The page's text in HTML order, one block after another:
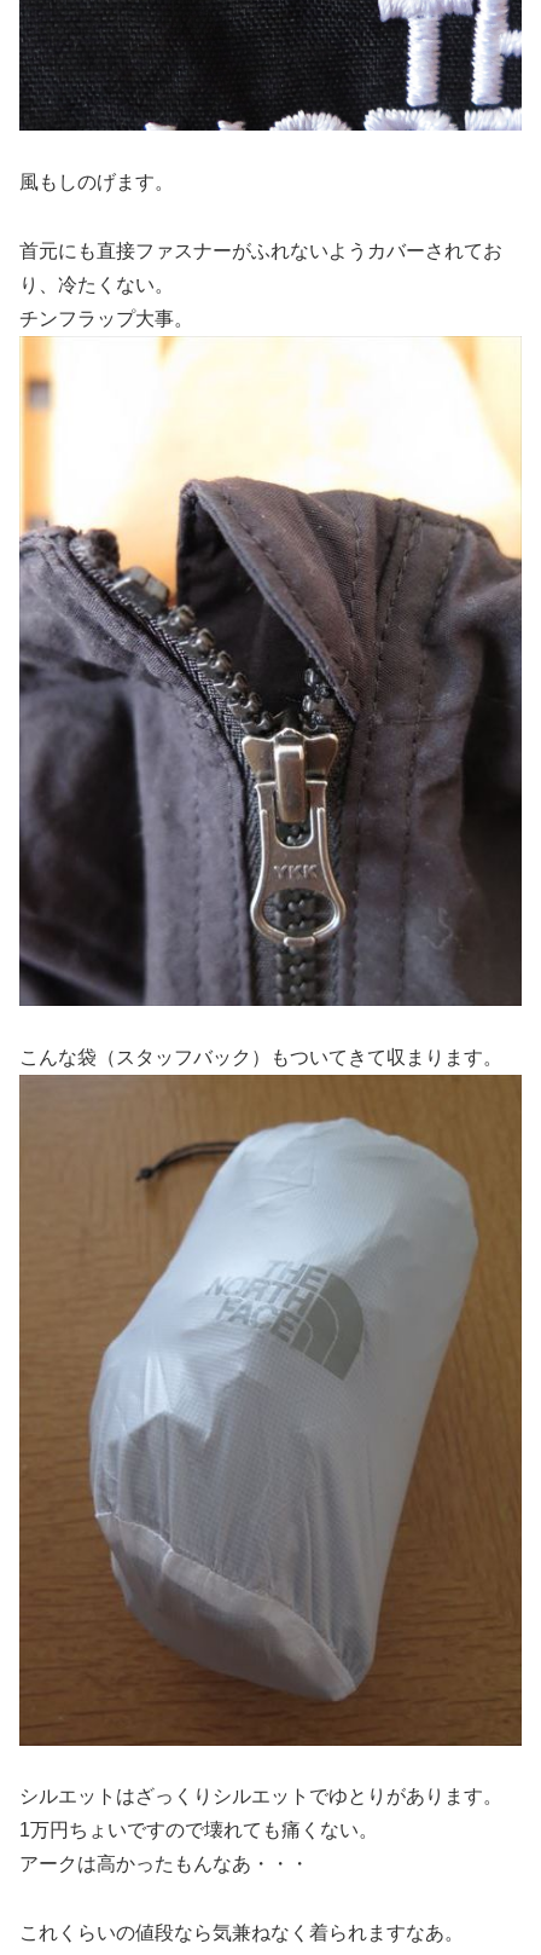
風もしのげます。
首元にも直接ファスナーがふれないようカバーされてお
り、冷たくない。
チンフラップ大事。
こんな袋（スタッフバック）もついてきて収まります。
シルエットはざっくりシルエットでゆとりがあります。
1万円ちょいですので壊れても痛くない。
アークは高かったもんなあ・・・
これくらいの値段なら気兼ねなく着られますなあ。